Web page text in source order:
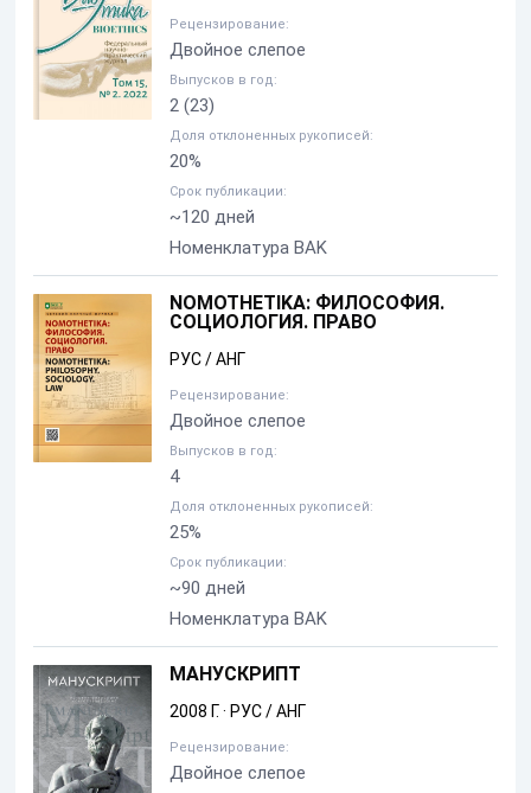
Рецензирование:
Двойное слепое
Выпусков в год:
2 (23)
Доля отклоненных рукописей:
20%
Срок публикации:
~120 дней
Номенклатура BAK
NOMOTHETIKA: ФИЛОСОФИЯ.
СОЦИОЛОГИЯ. ПРАВО
РУС / АНГ
Рецензирование:
Двойное слепое
Выпусков в год:
4
Доля отклоненных рукописей:
25%
Срок публикации:
~90 дней
Номенклатура BAK
МАНУСКРИПТ
2008 Г.· РУС / АНГ
Рецензирование:
Двойное слепое